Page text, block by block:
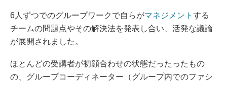
6人ずつでのグループワークで自らがマネジメント する
チームの問題点やその解決法を発表し合い、活発な議論
が展開されました。
ほとんどの受講者が初顔合わせの状態だったったもの
の、グループコーディネーター（グループ内でのファシ